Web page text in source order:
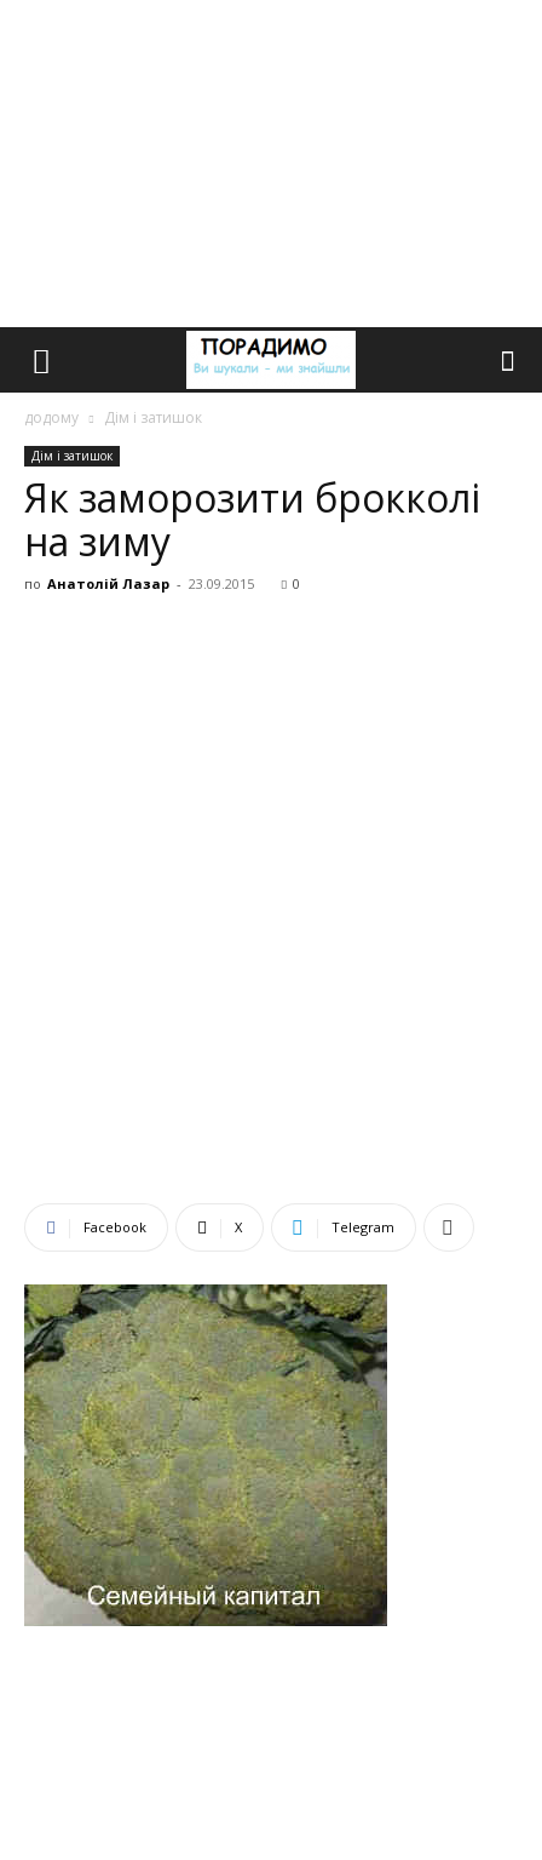
додому Дім і затишок
Дім і затишок
Як заморозити брокколі
на зиму
по Анатолій Лазар - 23.09.2015 0
Facebook X Telegram